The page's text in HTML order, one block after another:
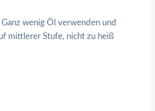
wenig Öl verwenden und
mittlerer Stufe, nicht zu heiß